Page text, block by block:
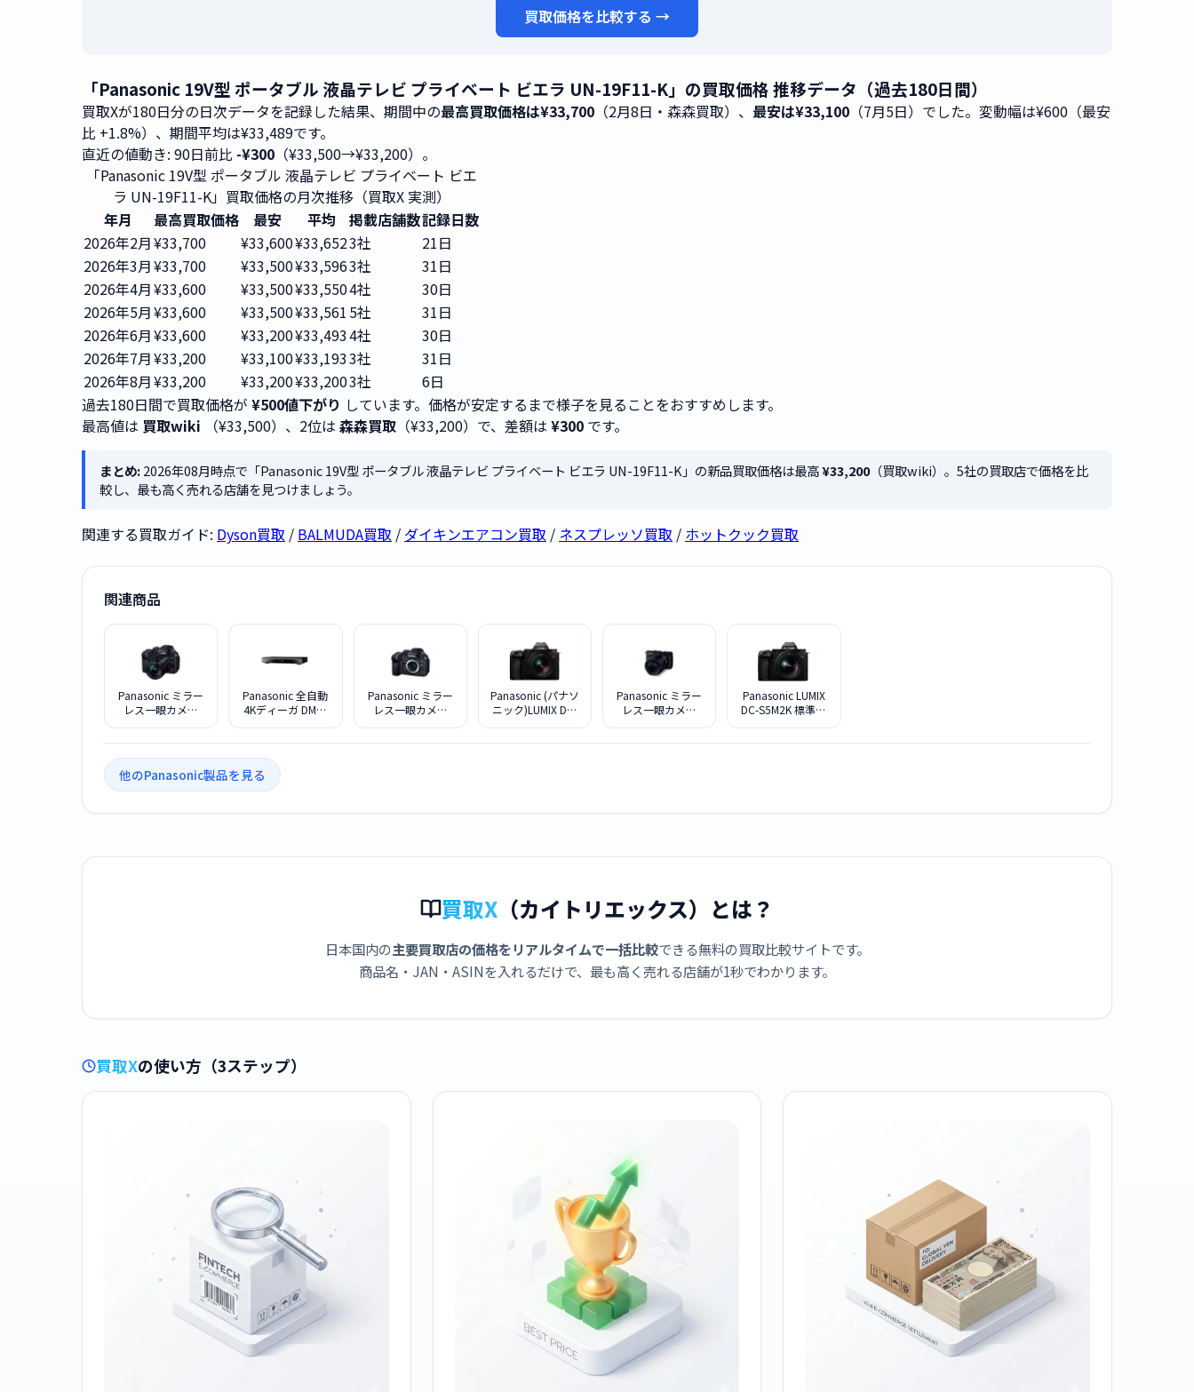
買取価格を比較する →
「Panasonic 19V型 ポータブル 液晶テレビ プライベート ビエラ UN-19F11-K」の買取価格 推移データ（過去180日間）
買取Xが180日分の日次データを記録した結果、期間中の最高買取価格は¥33,700 （2月8日・森森買取）、 最安は¥33,100 （7月5日）でした。変動幅は¥600（最安
比 +1.8%）、期間平均は¥33,489です。
直近の値動き: 90日前比 -¥300 （¥33,500→¥33,200）。
「Panasonic 19V型 ポータブル 液晶テレビ プライベート ビエ
ラ UN-19F11-K」買取価格の月次推移（買取X 実測）
年月
最高買取価格 最安 平均 掲載店舗数記録日数
2026年2月¥33,700 ¥33,600¥33,6523社
21日
2026年3月¥33,700 ¥33,500¥33,5963社
31日
2026年4月¥33,600 ¥33,500¥33,5504社
30日
2026年5月¥33,600 ¥33,500¥33,561 5社
31日
2026年6月¥33,600 ¥33,200¥33,4934社
30日
2026年7月¥33,200 ¥33,100¥33,1933社
31日
2026年8月¥33,200 ¥33,200¥33,2003社
6日
過去180日間で買取価格が ¥500値下がり しています。価格が安定するまで様子を見ることをおすすめします。
最高値は 買取wiki （¥33,500）、2位は 森森買取 （¥33,200）で、差額は ¥300 です。
まとめ:2026年08月時点で「Panasonic 19V型 ポータブル 液晶テレビ プライベート ビエラ UN-19F11-K」の新品買取価格は最高¥33,200（買取wiki）。5社の買取店で価格を比
較し、最も高く売れる店舗を見つけましょう。
関連する買取ガイド: Dyson買取 / BALMUDA買取 / ダイキンエアコン買取 / ネスプレッソ買取 / ホットクック買取
関連商品
Panasonic ミラー
レス一眼カメラ
Panasonic 全自動
4Kディーガ DMR-
Panasonic ミラー
レス一眼カメラ
Panasonic (パナソ
ニック)LUMIX DC-
Panasonic ミラー
レス一眼カメラ
Panasonic LUMIX
DC-S5M2K 標準ズ
他のPanasonic製品を見る
買取X （カイトリエックス）とは？
日本国内の主要買取店の価格をリアルタイムで一括比較できる無料の買取比較サイトです。
商品名・JAN・ASINを入れるだけで、最も高く売れる店舗が1秒でわかります。
買取Xの使い方（3ステップ）